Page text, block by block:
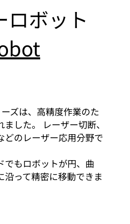
ズは、高精度作業のた
した。 レーザー切断、
どのレーザー応用分野で
でもロボットが円、曲
沿って精密に移動できま
ロボット